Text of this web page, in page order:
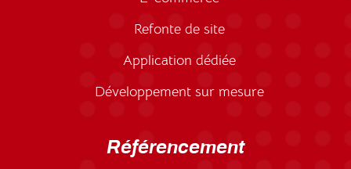
Refonte de site
Application dédiée
Développement sur mesure
Référencement